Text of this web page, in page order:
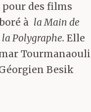
des films
à la Main de
la Polygraphe. Elle
Tourmanaouli
Besik